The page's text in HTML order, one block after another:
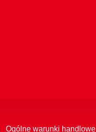
Ogólne warunki handlowe